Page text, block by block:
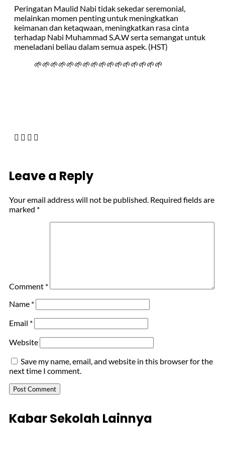
Peringatan Maulid Nabi tidak sekedar seremonial,
melainkan momen penting untuk meningkatkan
keimanan dan ketaqwaan, meningkatkan rasa cinta
terhadap Nabi Muhammad S.A.W serta semangat untuk
meneladani beliau dalam semua aspek. (HST)
🌱🌱🌱🌱🌱🌱🌱🌱🌱🌱🌱🌱🌱🌱🌱🌱
Leave a Reply
Your email address will not be published. Required fields are
marked *
Comment *
Name *
Email *
Website
Save my name, email, and website in this browser for the
next time I comment.
Kabar Sekolah Lainnya